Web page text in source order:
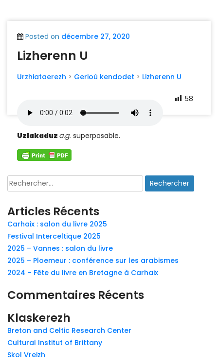
Posted on décembre 27, 2020
Lizherenn U
Urzhiataerezh > Gerioù kendodet > Lizherenn U
Uzlakaduz a.g. superposable.
58
Rechercher :
Articles Récents
Carhaix : salon du livre 2025
Festival Interceltique 2025
2025 – Vannes : salon du livre
2025 – Ploemeur : conférence sur les arabismes
2024 – Fête du livre en Bretagne à Carhaix
Commentaires Récents
Klaskerezh
Breton and Celtic Research Center
Cultural Institut of Brittany
Skol Vreizh